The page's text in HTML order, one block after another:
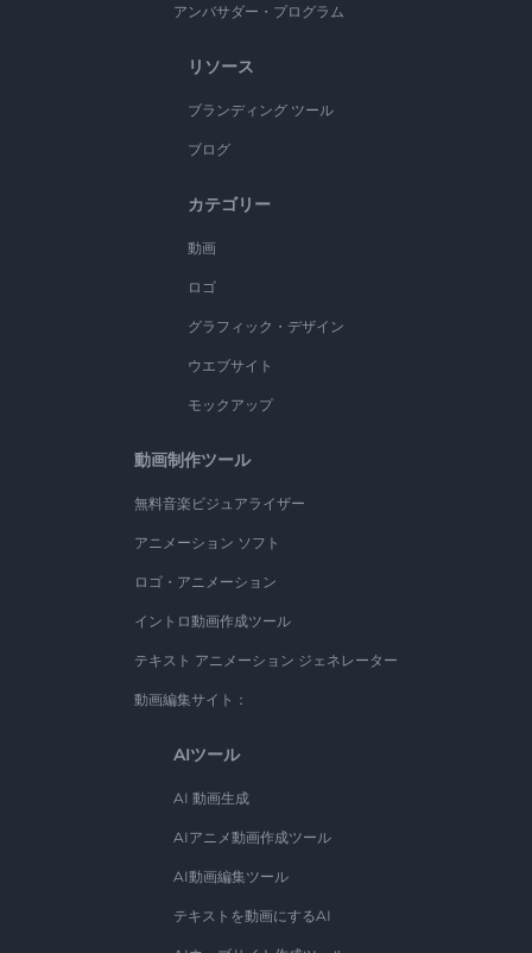
アンバサダー・プログラム
リソース
ブランディング ツール
ブログ
カテゴリー
動画
ロゴ
グラフィック・デザイン
ウエブサイト
モックアップ
動画制作ツール
無料音楽ビジュアライザー
アニメーション ソフト
ロゴ・アニメーション
イントロ動画作成ツール
テキスト アニメーション ジェネレーター
動画編集サイト：
AIツール
AI 動画生成
AIアニメ動画作成ツール
AI動画編集ツール
テキストを動画にするAI